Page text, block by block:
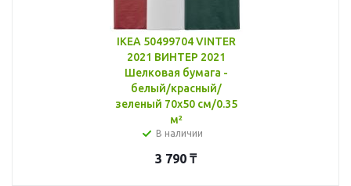
IKEA 50499704 VINTER
2021 ВИНТЕР 2021
Шелковая бумага -
белый/красный/
зеленый 70x50 см/0.35
м²
В наличии
3 790 ₸